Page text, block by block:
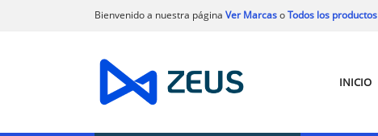
Bienvenido a nuestra página Ver MarcasoTodos los productos
INICIO